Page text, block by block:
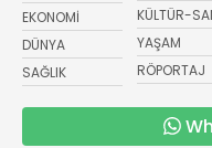
EKONOMİ
DÜNYA
SAĞLIK
KÜLTÜR-
YAŞAM
RÖPORTAJ